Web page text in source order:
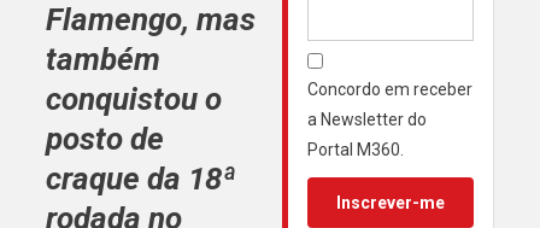
Flamengo, mas
também
conquistou o
posto de
craque da 18ª
rodada no
Concordo em receber
a Newsletter do
Portal M360.
Inscrever-me